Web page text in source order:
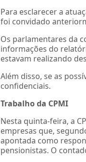
Para esclarecer a
foi convidado
Os parlamentares da
informações do
estavam realizando
Além disso, se as
confidenciais.
Trabalho da CPMI
Nesta quinta-feira, a
empresas que,
apontada como
pensionistas. O